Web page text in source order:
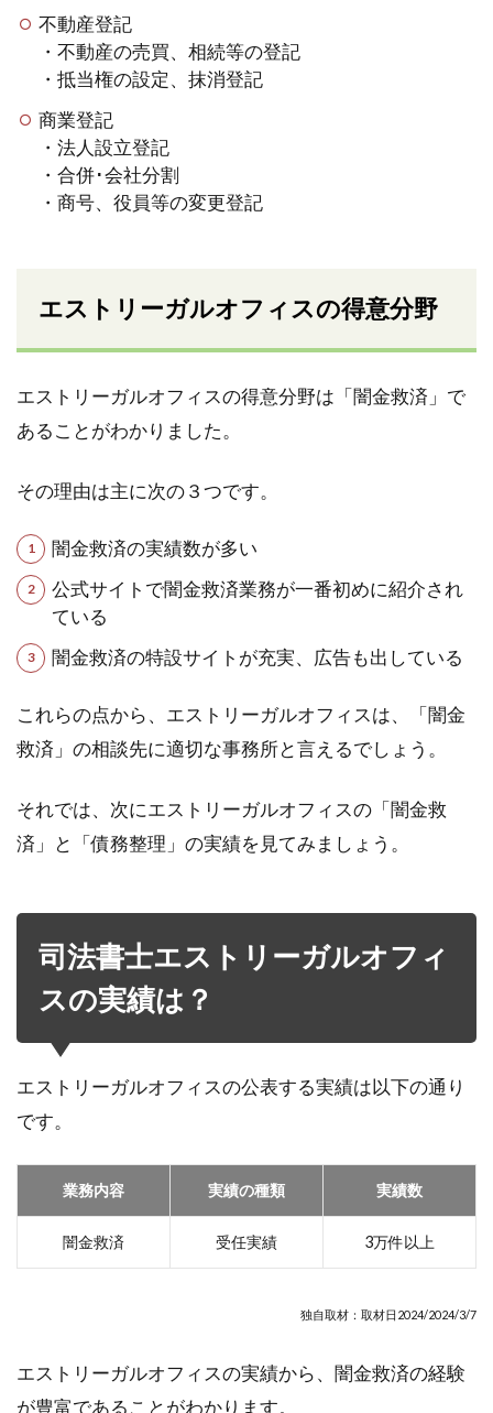
不動産登記
・不動産の売買、相続等の登記
・抵当権の設定、抹消登記
商業登記
・法人設立登記
・合併･会社分割
・商号、役員等の変更登記
エストリーガルオフィスの得意分野
エストリーガルオフィスの得意分野は「闇金救済」で
あることがわかりました。
その理由は主に次の３つです。
闇金救済の実績数が多い
公式サイトで闇金救済業務が一番初めに紹介され
ている
闇金救済の特設サイトが充実、広告も出している
これらの点から、エストリーガルオフィスは、「闇金
救済」の相談先に適切な事務所と言えるでしょう。
それでは、次にエストリーガルオフィスの「闇金救
済」と「債務整理」の実績を見てみましょう。
司法書士エストリーガルオフィ
スの実績は？
エストリーガルオフィスの公表する実績は以下の通り
です。
業務内容 実績の種類 実績数
闇金救済 受任実績 3万件以上
独自取材：取材日2024/2024/3/7
エストリーガルオフィスの実績から、闇金救済の経験
が豊富であることがわかります。